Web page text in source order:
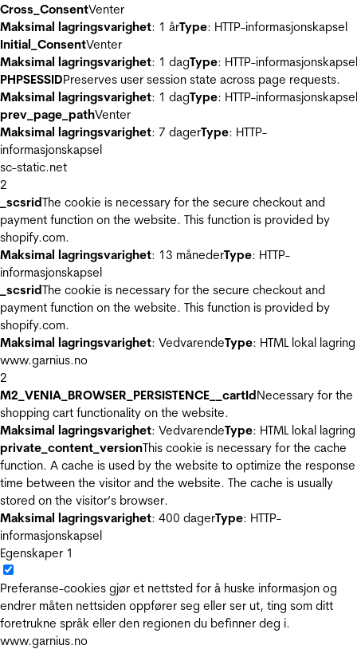
Cross_ConsentVenter
Maksimal lagringsvarighet: 1 årType: HTTP-informasjonskapsel
Initial_ConsentVenter
Maksimal lagringsvarighet: 1 dagType: HTTP-informasjonskapsel
PHPSESSIDPreserves user session state across page requests.
Maksimal lagringsvarighet: 1 dagType: HTTP-informasjonskapsel
prev_page_pathVenter
Maksimal lagringsvarighet: 7 dagerType: HTTP-
informasjonskapsel
sc-static.net
2
_scsridThe cookie is necessary for the secure checkout and
payment function on the website. This function is provided by
shopify.com.
Maksimal lagringsvarighet: 13 månederType: HTTP-
informasjonskapsel
_scsridThe cookie is necessary for the secure checkout and
payment function on the website. This function is provided by
shopify.com.
Maksimal lagringsvarighet: VedvarendeType: HTML lokal lagring
www.garnius.no
2
M2_VENIA_BROWSER_PERSISTENCE__cartIdNecessary for the
shopping cart functionality on the website.
Maksimal lagringsvarighet: VedvarendeType: HTML lokal lagring
private_content_versionThis cookie is necessary for the cache
function. A cache is used by the website to optimize the response
time between the visitor and the website. The cache is usually
stored on the visitor’s browser.
Maksimal lagringsvarighet: 400 dagerType: HTTP-
informasjonskapsel
Egenskaper 1
Preferanse-cookies gjør et nettsted for å huske informasjon og
endrer måten nettsiden oppfører seg eller ser ut, ting som ditt
foretrukne språk eller den regionen du befinner deg i.
www.garnius.no